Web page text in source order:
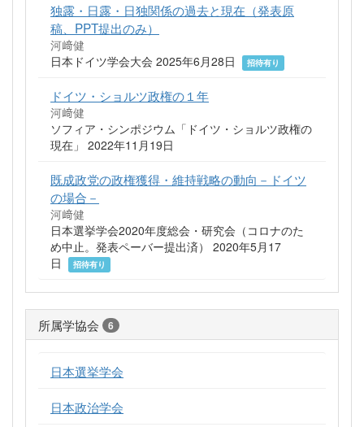
独露・日露・日独関係の過去と現在（発表原
稿、PPT提出のみ）
河﨑健
日本ドイツ学会大会 2025年6月28日
招待有り
ドイツ・ショルツ政権の１年
河﨑健
ソフィア・シンポジウム「ドイツ・ショルツ政権の
現在」 2022年11月19日
既成政党の政権獲得・維持戦略の動向－ドイツ
の場合－
河﨑健
日本選挙学会2020年度総会・研究会（コロナのた
め中止。発表ペーバー提出済） 2020年5月17
日
招待有り
所属学協会 6
日本選挙学会
日本政治学会